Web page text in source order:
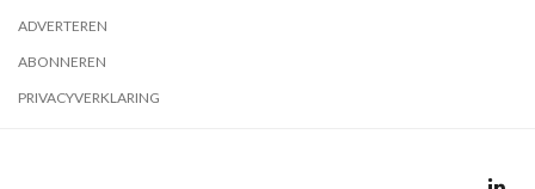
ADVERTEREN
ABONNEREN
PRIVACYVERKLARING